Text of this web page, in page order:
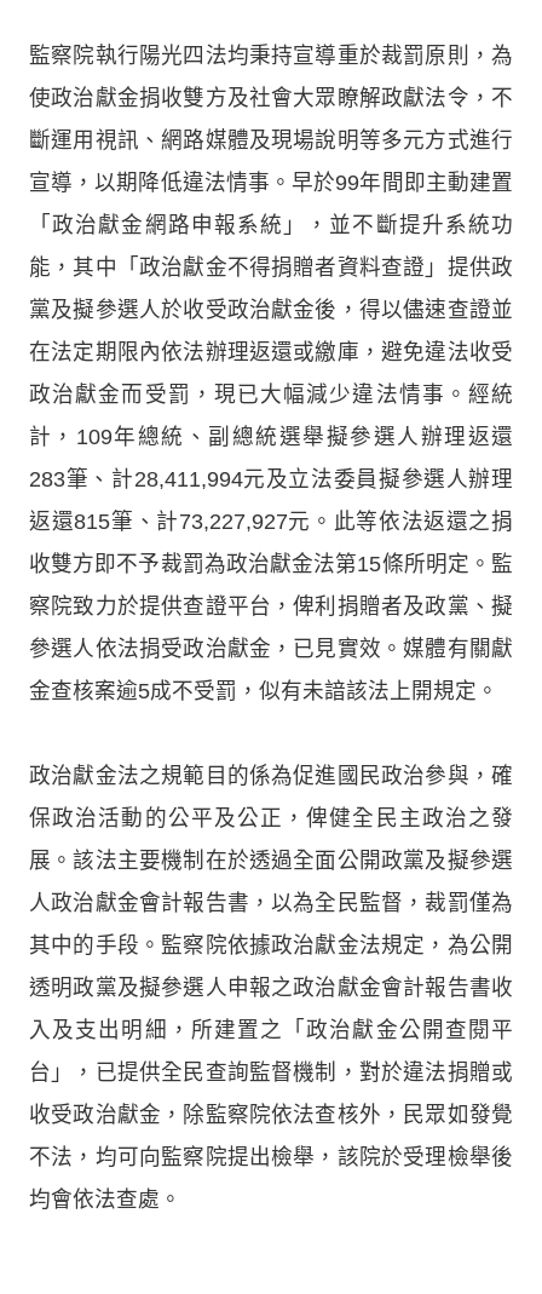
監察院執行陽光四法均秉持宣導重於裁罰原則，為
使政治獻金捐收雙方及社會大眾瞭解政獻法令，不
斷運用視訊、網路媒體及現場說明等多元方式進行
宣導，以期降低違法情事。早於99年間即主動建置
「政治獻金網路申報系統」，並不斷提升系統功
能，其中「政治獻金不得捐贈者資料查證」提供政
黨及擬參選人於收受政治獻金後，得以儘速查證並
在法定期限內依法辦理返還或繳庫，避免違法收受
政治獻金而受罰，現已大幅減少違法情事。經統
計，109年總統、副總統選舉擬參選人辦理返還
283筆、計28,411,994元及立法委員擬參選人辦理
返還815筆、計73,227,927元。此等依法返還之捐
收雙方即不予裁罰為政治獻金法第15條所明定。監
察院致力於提供查證平台，俾利捐贈者及政黨、擬
參選人依法捐受政治獻金，已見實效。媒體有關獻
金查核案逾5成不受罰，似有未諳該法上開規定。
政治獻金法之規範目的係為促進國民政治參與，確
保政治活動的公平及公正，俾健全民主政治之發
展。該法主要機制在於透過全面公開政黨及擬參選
人政治獻金會計報告書，以為全民監督，裁罰僅為
其中的手段。監察院依據政治獻金法規定，為公開
透明政黨及擬參選人申報之政治獻金會計報告書收
入及支出明細，所建置之「政治獻金公開查閱平
台」，已提供全民查詢監督機制，對於違法捐贈或
收受政治獻金，除監察院依法查核外，民眾如發覺
不法，均可向監察院提出檢舉，該院於受理檢舉後
均會依法查處。